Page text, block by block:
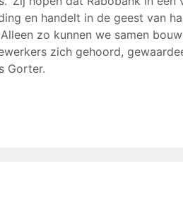
en handelt in de geest van
zo kunnen we samen
zich gehoord,
Gorter.